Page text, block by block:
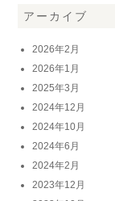
アーカイブ
2026年2月
2026年1月
2025年3月
2024年12月
2024年10月
2024年6月
2024年2月
2023年12月